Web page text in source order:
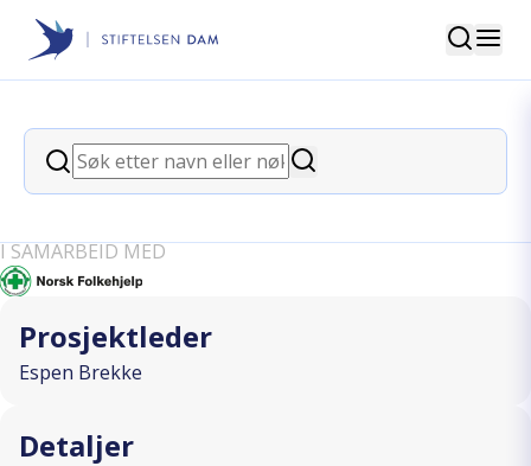
Stiftelsen Dam
Søk
Søk
Søk
back
Medisink utstyr pasientoppdrag i
I SAMARBEID MED
Prosjektleder
Espen Brekke
Detaljer